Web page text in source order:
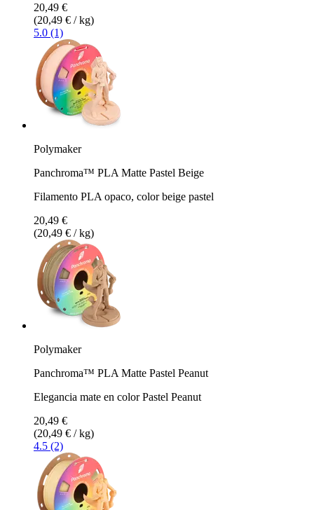
20,49 €
(20,49 € / kg)
5.0 (1)
Polymaker
Panchroma™ PLA Matte Pastel Beige
Filamento PLA opaco, color beige pastel
20,49 €
(20,49 € / kg)
Polymaker
Panchroma™ PLA Matte Pastel Peanut
Elegancia mate en color Pastel Peanut
20,49 €
(20,49 € / kg)
4.5 (2)